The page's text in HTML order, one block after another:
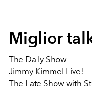
Miglior
The Daily Show
Jimmy Kimmel Live!
The Late Show with